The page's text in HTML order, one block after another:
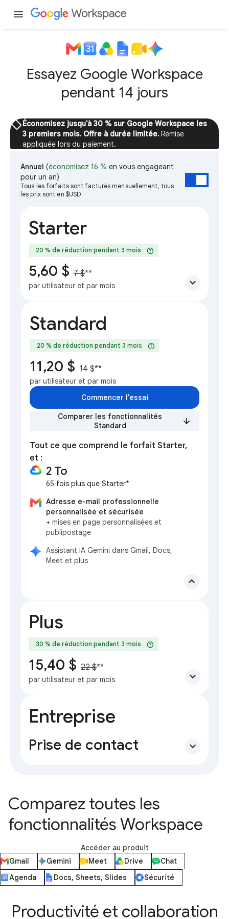
menu
Essayez Google Workspace
pendant 14 jours
sellÉconomisez jusqu'à 30 % sur Google Workspace les
3 premiers mois. Offre à durée limitée. Remise
appliquée lors du paiement.
Annuel (économisez 16 % en vous engageant
pour un an)
Tous les forfaits sont facturés mensuellement, tous
les prix sont en $USD
Starter
20 % de réduction pendant 3 mois help
5,60 $ 7 $**
par utilisateur et par mois expand_more
Standard
20 % de réduction pendant 3 mois help
11,20 $ 14 $**
par utilisateur et par mois
Commencer l'essai
Comparer les fonctionnalités
Standard
Tout ce que comprend le forfait Starter,
et :
2 To
65 fois plus que Starter*
Adresse e-mail professionnelle
personnalisée et sécurisée
+ mises en page personnalisées et
publipostage
Assistant IA Gemini dans Gmail, Docs,
Meet et plus
expand_less
Plus
30 % de réduction pendant 3 mois help
15,40 $ 22 $**
par utilisateur et par mois expand_more
Entreprise
Prise de contact expand_more
Comparez toutes les
fonctionnalités Workspace
Accéder au produit
Gmail
Gemini Meet Drive
Chat
Agenda
Docs, Sheets, Slides Sécurité
Productivité et collaboration